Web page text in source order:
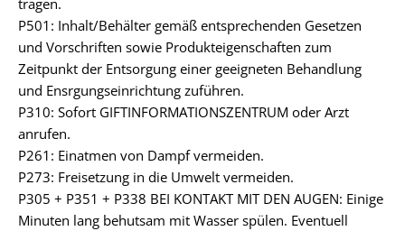
P501: Inhalt/Behälter gemäß entsprechenden Gesetzen
und Vorschriften sowie Produkteigenschaften zum
Zeitpunkt der Entsorgung einer geeigneten Behandlung
und Ensrgungseinrichtung zuführen.
P310: Sofort GIFTINFORMATIONSZENTRUM oder Arzt
anrufen.
P261: Einatmen von Dampf vermeiden.
P273: Freisetzung in die Umwelt vermeiden.
P305 + P351 + P338 BEI KONTAKT MIT DEN AUGEN: Einige
Minuten lang behutsam mit Wasser spülen. Eventuell